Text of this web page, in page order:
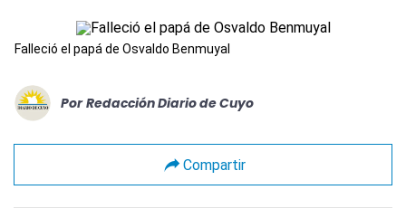
Falleció el papá de Osvaldo Benmuyal
Por Redacción Diario de Cuyo
Compartir